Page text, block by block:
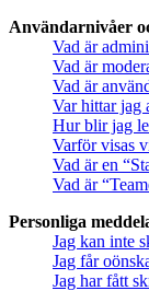
Användarnivåer
Vad är
Vad är
Vad är
Var hittar jag
Hur blir jag
Varför visas
Vad är en
Vad är
Personliga
Jag kan inte
Jag får
Jag har fått